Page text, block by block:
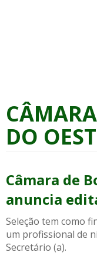
DO
Câmara de
anuncia
Seleção tem como
um profissional de
Secretário (a).